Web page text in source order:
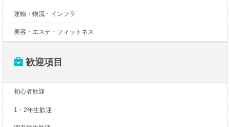
運輸・物流・インフラ
美容・エステ・フィットネス
歓迎項目
初心者歓迎
1・2年生歓迎